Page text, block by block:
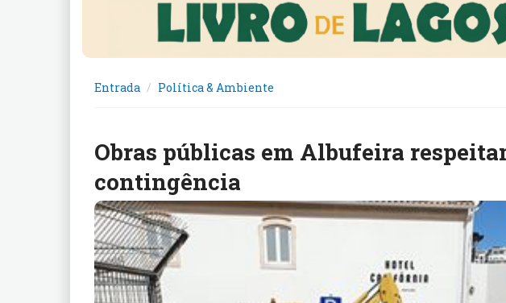
Entrada Política & Ambiente
Obras públicas em Albufeira
contingência